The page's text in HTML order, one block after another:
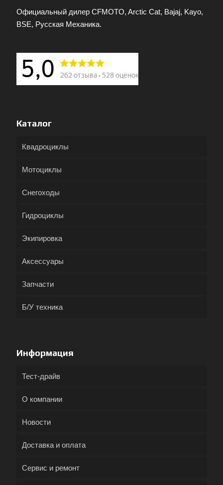
Официальный дилер CFMOTO, Arctic Cat, Bajaj, Kayo,
BSE, Русская Механика.
Каталог
Квадроциклы
Мотоциклы
Снегоходы
Гидроциклы
Экипировка
Аксессуары
Запчасти
Б/У техника
Информация
Тест-драйв
О компании
Новости
Доставка и оплата
Сервис и ремонт